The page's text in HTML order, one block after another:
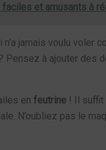
et amusants à
n’a jamais voulu voler
Pensez à ajouter
en feutrine ! Il suffit
N’oubliez pas le